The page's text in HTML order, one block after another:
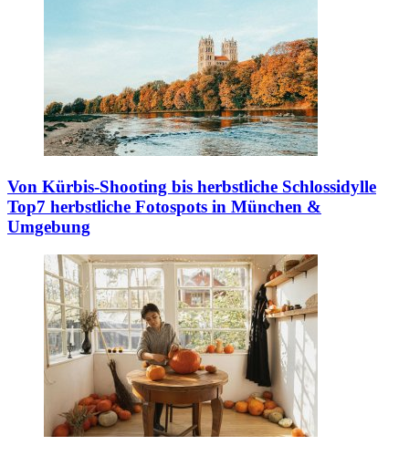
Von Kürbis-Shooting bis herbstliche Schlossidylle
Top7 herbstliche Fotospots in München &
Umgebung